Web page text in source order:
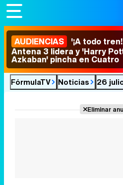
AUDIENCIAS '¡A todo
Antena 3 lidera y 'Harry
Azkaban' pincha en Cuatro
FórmulaTV Noticias 26
Eliminar